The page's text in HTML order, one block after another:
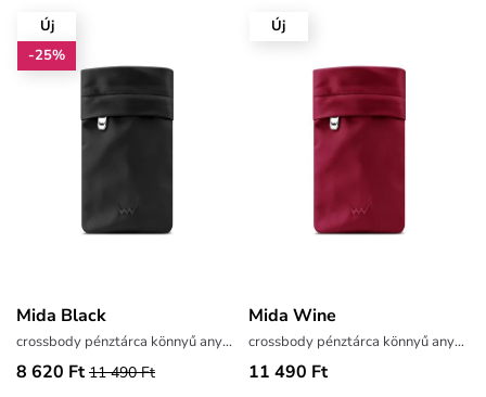
Új
-25%
Mida Black
crossbody pénztárca könnyű anyagból
8 620 Ft 11 490 Ft
Új
Mida Wine
crossbody pénztárca könnyű anyagból
11 490 Ft